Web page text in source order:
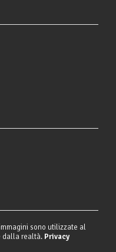
sono utilizzate al
dalla realtà. Privacy